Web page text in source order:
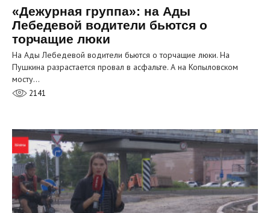
«Дежурная группа»: на Ады
Лебедевой водители бьются о
торчащие люки
На Ады Лебедевой водители бьются о торчащие люки. На
Пушкина разрастается провал в асфальте. А на Копыловском
мосту…
2141